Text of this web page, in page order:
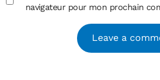
navigateur pour mon prochain